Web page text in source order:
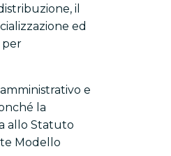
il
ed
per
e
la
allo Statuto
Modello